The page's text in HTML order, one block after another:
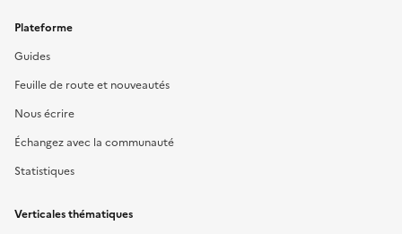
Plateforme
Guides
Feuille de route et nouveautés
Nous écrire
Échangez avec la communauté
Statistiques
Verticales thématiques